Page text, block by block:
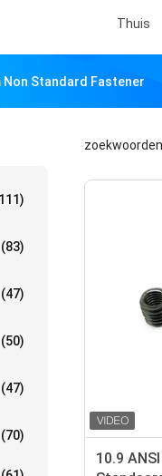
Thuis
Non Standard Fastener
(83)
(47)
(50)
(47)
(70)
zoekwoorden
10.9